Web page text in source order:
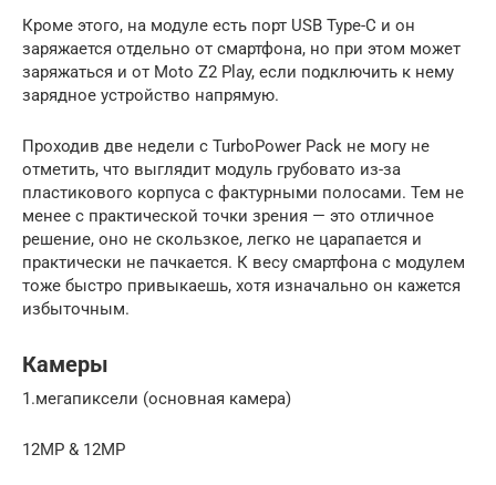
Кроме этого, на модуле есть порт USB Type-C и он
заряжается отдельно от смартфона, но при этом может
заряжаться и от Moto Z2 Play, если подключить к нему
зарядное устройство напрямую.
Проходив две недели с TurboPower Pack не могу не
отметить, что выглядит модуль грубовато из-за
пластикового корпуса с фактурными полосами. Тем не
менее с практической точки зрения — это отличное
решение, оно не скользкое, легко не царапается и
практически не пачкается. К весу смартфона с модулем
тоже быстро привыкаешь, хотя изначально он кажется
избыточным.
Камеры
1.мегапиксели (основная камера)
12MP & 12MP